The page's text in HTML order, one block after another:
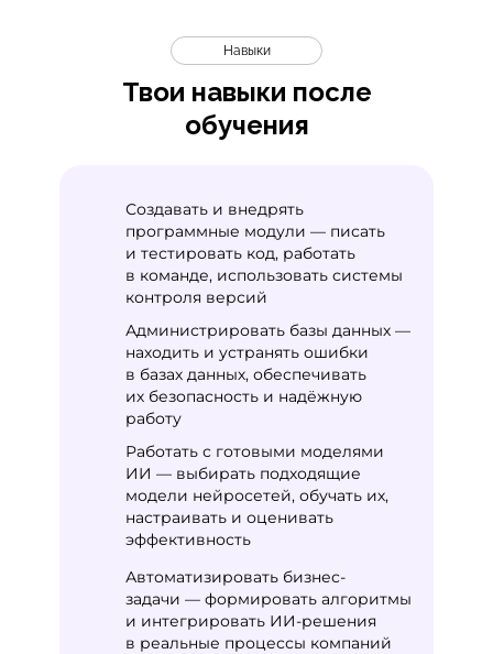
Твои навыки после
обучения
Навыки
Создавать и внедрять
программные модули — писать
и тестировать код, работать
в команде, использовать системы
контроля версий
Администрировать базы данных —
находить и устранять ошибки
в базах данных, обеспечивать
их безопасность и надёжную
работу
Работать с готовыми моделями
ИИ — выбирать подходящие
модели нейросетей, обучать их,
настраивать и оценивать
эффективность
Автоматизировать бизнес-
задачи — формировать алгоритмы
и интегрировать ИИ-решения
в реальные процессы компаний